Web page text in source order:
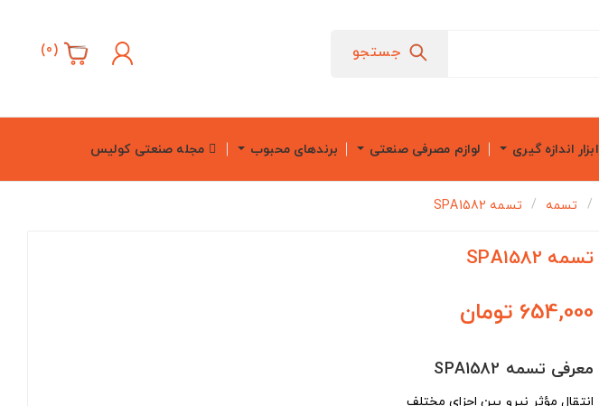
جستجو (
0
)
ابزار اندازه گیری لوازم مصرفی صنعتی برندهای محبوب مجله صنعتی کولیس
تسمه تسمه SPA1582
تسمه SPA1582
654,000 تومان
معرفی تسمه SPA1582
انتقال مؤثر نیرو بین اجزای مختلف